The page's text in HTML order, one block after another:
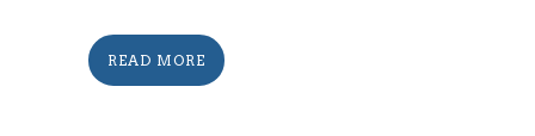
READ MORE